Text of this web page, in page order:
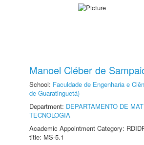
Manoel Cléber de
School: Faculdade de Engenharia e
de Guaratinguetá)
Department: DEPARTAMENTO DE
TECNOLOGIA
Academic Appointment Category:
title: MS-5.1